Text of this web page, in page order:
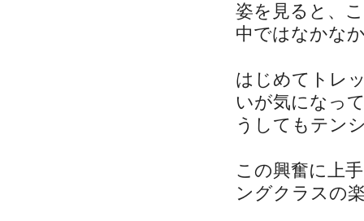
姿を見ると、
中ではなかな
はじめてトレ
いが気になっ
うしてもテン
この興奮に上
ングクラスの